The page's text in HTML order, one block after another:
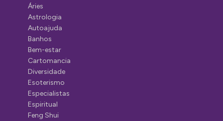
Áries
Astrologia
Autoajuda
Banhos
Bem-estar
Cartomancia
Diversidade
Esoterismo
Especialistas
Espiritual
Feng Shui